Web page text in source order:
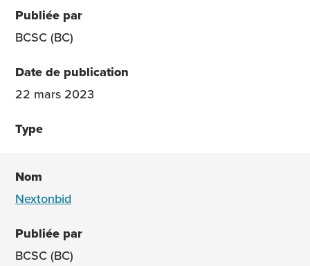
BCSC (BC)
22 mars 2023
Nextonbid
BCSC (BC)